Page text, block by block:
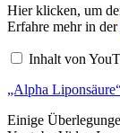
„Alpha
Liponsäure“
von
anzeigen
Hier klicken, um
Erfahre mehr in der
Inhalt von
„Alpha
Einige